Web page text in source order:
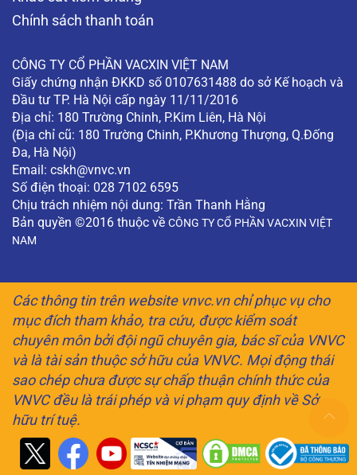
Chính sách thanh toán
CÔNG TY CỔ PHẦN VACXIN VIỆT NAM
Giấy chứng nhận ĐKKD số 0107631488 do sở Kế hoạch và
Đầu tư TP. Hà Nội cấp ngày 11/11/2016
Địa chỉ: 180 Trường Chinh, P.Kim Liên, Hà Nội
(Địa chỉ cũ: 180 Trường Chinh, P.Khương Thượng, Q.Đống
Đa, Hà Nội)
Email: cskh@vnvc.vn
Số điện thoại: 028 7102 6595
Chịu trách nhiệm nội dung: Trần Thanh Hằng
Bản quyền ©2016 thuộc về CÔNG TY CỔ PHẦN VACXIN VIỆT
NAM
Các thông tin trên website vnvc.vn chỉ phục vụ cho
mục đích tham khảo, tra cứu, được kiểm soát
chuyên môn bởi đội ngũ chuyên gia, bác sĩ của VNVC
và là tài sản thuộc sở hữu của VNVC. Mọi động thái
sao chép chưa được sự chấp thuận chính thức của
VNVC đều là trái phép và vi phạm quy định về Sở
hữu trí tuệ.